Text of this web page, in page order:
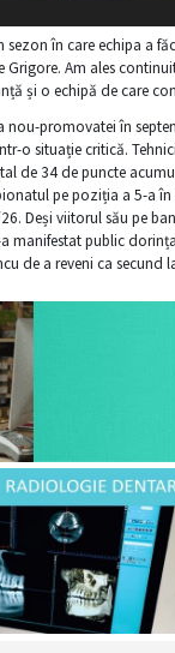
sezon în care echipa
Grigore. Am ales
și o echipă de care
nou-promovatei în
o situație critică.
de 34 de puncte
pe poziția a 5-a
Deși viitorul său pe
manifestat public
de a reveni ca